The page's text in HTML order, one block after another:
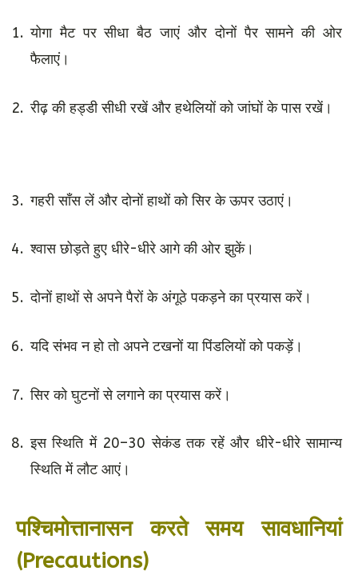
योगा मैट पर सीधा बैठ जाएं और दोनों पैर सामने की ओर
फैलाएं।
रीढ़ की हड्डी सीधी रखें और हथेलियों को जांघों के पास रखें।
गहरी साँस लें और दोनों हाथों को सिर के ऊपर उठाएं।
श्वास छोड़ते हुए धीरे-धीरे आगे की ओर झुकें।
दोनों हाथों से अपने पैरों के अंगूठे पकड़ने का प्रयास करें।
यदि संभव न हो तो अपने टखनों या पिंडलियों को पकड़ें।
सिर को घुटनों से लगाने का प्रयास करें।
इस स्थिति में 20–30 सेकंड तक रहें और धीरे-धीरे सामान्य
स्थिति में लौट आएं।
पश्चिमोत्तानासन करते समय सावधानियां
(Precautions)